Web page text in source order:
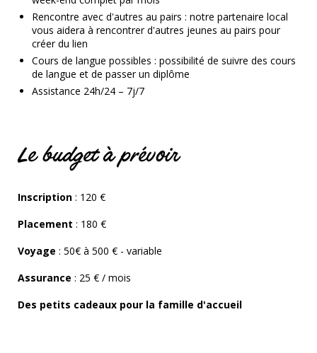
Rencontre avec d'autres au pairs : notre partenaire local
vous aidera à rencontrer d'autres jeunes au pairs pour
créer du lien
Cours de langue possibles : possibilité de suivre des cours
de langue et de passer un diplôme
Assistance 24h/24 – 7j/7
Le budget à prévoir
Inscription : 120 €
Placement : 180 €
Voyage : 50€ à 500 € - variable
Assurance : 25 € / mois
Des petits cadeaux pour la famille d'accueil